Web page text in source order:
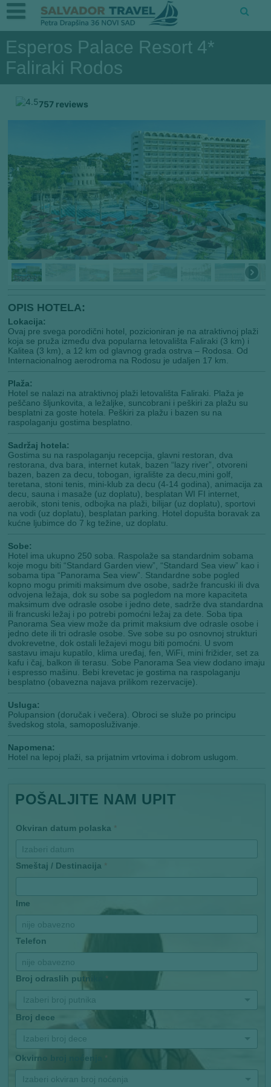
Esperos Palace Resort 4*
Faliraki Rodos
OPIS HOTELA:
Lokacija:
Ovaj pre svega porodični hotel, pozicioniran je na atraktivnoj plaži
koja se pruža između dva popularna letovališta Faliraki (3 km) i
Kalitea (3 km), a 12 km od glavnog grada ostrva – Rodosa. Od
Internacionalnog aerodroma na Rodosu je udaljen 17 km.
Plaža:
Hotel se nalazi na atraktivnoj plaži letovališta Faliraki. Plaža je
peščano šljunkovita, a ležaljke, suncobrani i peškiri za plažu su
besplatni za goste hotela. Peškiri za plažu i bazen su na
raspolaganju gostima besplatno.
Sadržaj hotela:
Gostima su na raspolaganju recepcija, glavni restoran, dva
restorana, dva bara, internet kutak, bazen “lazy river”, otvoreni
bazen, bazen za decu, tobogan, igralište za decu,mini golf,
teretana, stoni tenis, mini-klub za decu (4-14 godina), animacija za
decu, sauna i masaže (uz doplatu), besplatan WI FI internet,
aerobik, stoni tenis, odbojka na plaži, bilijar (uz doplatu), sportovi
na vodi (uz doplatu), besplatan parking. Hotel dopušta boravak za
kućne ljubimce do 7 kg težine, uz doplatu.
Sobe:
Hotel ima ukupno 250 soba. Raspolaže sa standardnim sobama
koje mogu biti “Standard Garden view”, “Standard Sea view” kao i
sobama tipa “Panorama Sea view”. Standardne sobe pogled
kopno mogu primiti maksimum dve osobe, sadrže francuski ili dva
odvojena ležaja, dok su sobe sa pogledom na more kapaciteta
maksimum dve odrasle osobe i jedno dete, sadrže dva standardna
ili francuski ležaj i po potrebi pomoćni ležaj za dete. Soba tipa
Panorama Sea view može da primit maksium dve odrasle osobe i
jedno dete ili tri odrasle osobe. Sve sobe su po osnovnoj strukturi
dvokrevetne, dok ostali ležajevi mogu biti pomoćni. U svom
sastavu imaju kupatilo, klima uređaj, fen, WiFi, mini frižider, set za
kafu i čaj, balkon ili terasu. Sobe Panorama Sea view dodano imaju
i espresso mašinu. Bebi krevetac je gostima na raspolaganju
besplatno (obavezna najava prilikom rezervacije).
Usluga:
Polupansion (doručak i večera). Obroci se služe po principu
švedskog stola, samoposluživanje.
Napomena:
Hotel na lepoj plaži, sa prijatnim vrtovima i dobrom uslugom.
POŠALJITE NAM UPIT
Okviran datum polaska *
Smeštaj / Destinacija *
Ime
Telefon
Broj odraslih putnika *
Izaberi broj putnika
Broj dece
Izaberi broj dece
Okvirno broj noćenja *
Izaberi okviran broj noćenja